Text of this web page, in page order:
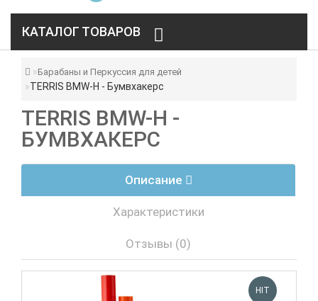
КАТАЛОГ ТОВАРОВ
Барабаны и Перкуссия для детей
TERRIS BMW-H - Бумвхакерс
TERRIS BMW-H -
БУМВХАКЕРС
Описание
Характеристики
Отзывы (0)
HIT